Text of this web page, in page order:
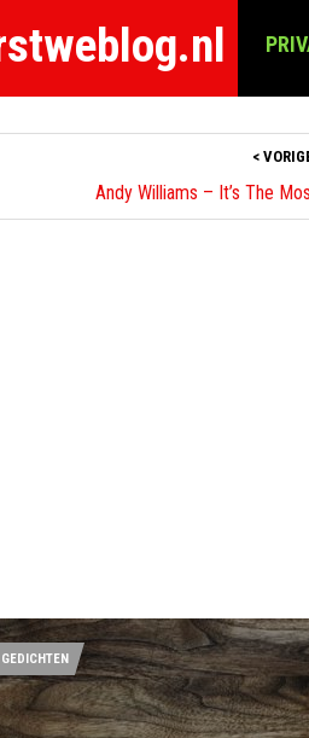
<
Andy Williams – It’s The
GEDICHTEN